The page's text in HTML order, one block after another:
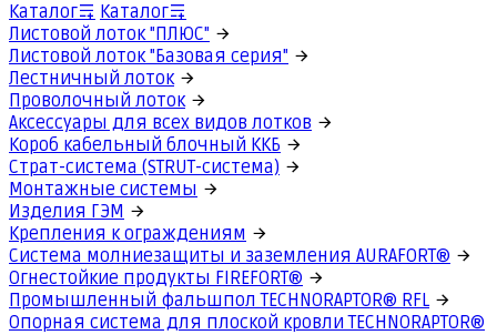
Каталог
Каталог
Листовой лоток "ПЛЮС"
Листовой лоток "Базовая серия"
Лестничный лоток
Проволочный лоток
Аксессуары для всех видов лотков
Короб кабельный блочный ККБ
Страт-система (STRUT-система)
Монтажные системы
Изделия ГЭМ
Крепления к ограждениям
Система молниезащиты и заземления AURAFORT®
Огнестойкие продукты FIREFORT®
Промышленный фальшпол TECHNORAPTOR® RFL
Опорная система для плоской кровли TECHNORAPTOR®